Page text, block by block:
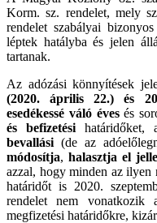
Korm. sz. rendelet, mely
rendelet szabályai
léptek hatályba és jelen
tartanak.
Az adózási könnyítések
(2020. április 22.) és
esedékessé váló évesés
és befizetési határidőket,
bevallási (de az
módosítja, halasztja el
azzal, hogy minden az ilyen
határidőt is 2020.
rendelet nem
megfizetési határidőkre,